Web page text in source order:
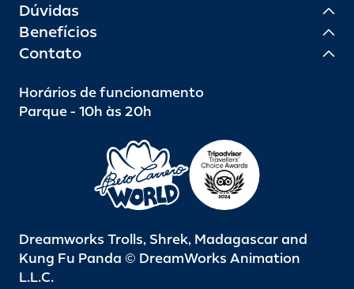
Dúvidas
Benefícios
Contato
Horários de funcionamento
Parque - 10h às 20h
Dreamworks Trolls, Shrek, Madagascar and
Kung Fu Panda © DreamWorks Animation
L.L.C.